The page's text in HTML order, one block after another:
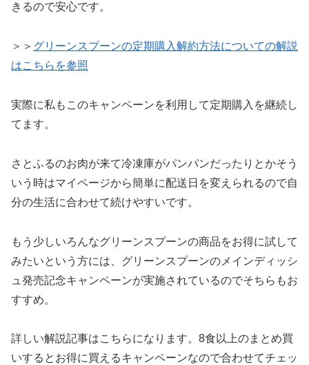
きるので安心です。
＞＞ グリーンスプーンの定期購入解約方法についての解説
はこちらを参照
実際に私もこのキャンペーンを利用して定期購入を継続し
てます。
さとふるのお肉が来て冷凍庫がパンパンだったりとかそう
いう時はマイページから簡単に配送日を変えられるので自
分の生活に合わせて続けやすいです。
もう少しいろんなグリーンスプーンの商品をお得に試して
みたいという方には、グリーンスプーンのメインディッシ
ュ発売記念キャンペーンが実施されているのでそちらもお
すすめ。
詳しい解説記事はこちらになります。8食以上のまとめ買
いするとお得に買えるキャンペーンなので合わせてチェッ